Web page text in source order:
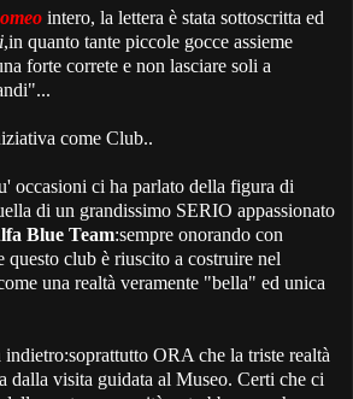
intero, la lettera è stata sottoscritta ed
,in quanto tante piccole gocce assieme
forte correte e non lasciare soli a
come Club..
occasioni ci ha parlato della figura di
di un grandissimo SERIO appassionato
Blue Team:sempre onorando con
questo club è riuscito a costruire nel
una realtà veramente "bella" ed unica
ORA che la triste realtà
dalla visita guidata al Museo. Certi che ci